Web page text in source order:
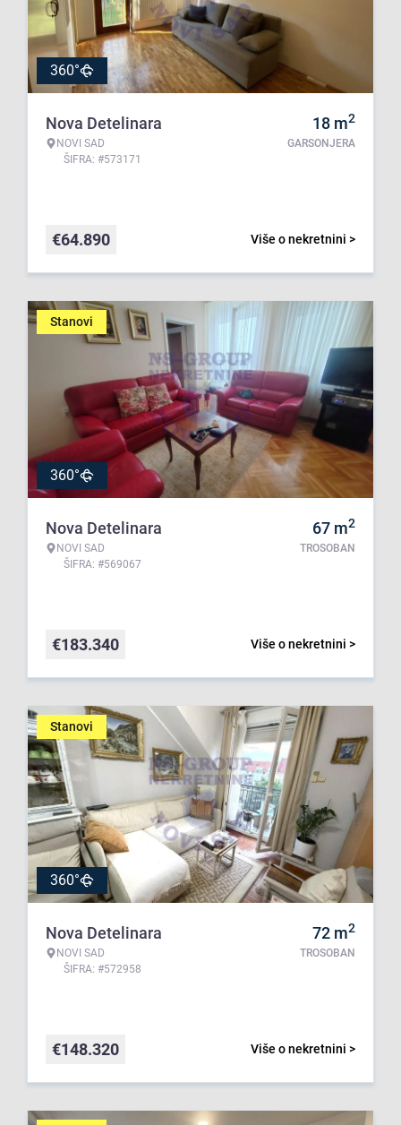
360°
Nova Detelinara
NOVI SAD
ŠIFRA: #573171
18 m2
GARSONJERA
Više o nekretnini >
€64.890
Stanovi
360°
Nova Detelinara
NOVI SAD
ŠIFRA: #569067
67 m2
TROSOBAN
Više o nekretnini >
€183.340
Stanovi
360°
Nova Detelinara
NOVI SAD
ŠIFRA: #572958
72 m2
TROSOBAN
Više o nekretnini >
€148.320